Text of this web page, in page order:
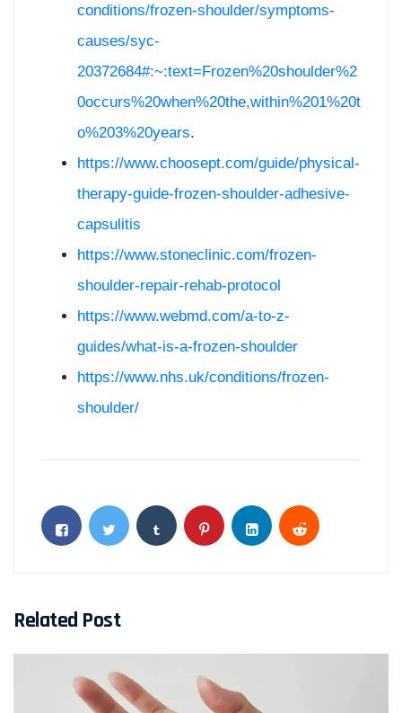
conditions/frozen-shoulder/symptoms-
causes/syc-
20372684#:~:text=Frozen%20shoulder%2
0occurs%20when%20the,within%201%20t
o%203%20years.
https://www.choosept.com/guide/physical-
therapy-guide-frozen-shoulder-adhesive-
capsulitis
https://www.stoneclinic.com/frozen-
shoulder-repair-rehab-protocol
https://www.webmd.com/a-to-z-
guides/what-is-a-frozen-shoulder
https://www.nhs.uk/conditions/frozen-
shoulder/
Related Post